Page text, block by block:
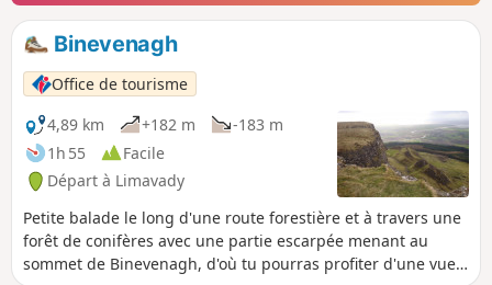
Binevenagh
Office de tourisme
4,89 km
+182 m
-183 m
1h 55
Facile
Départ à Limavady
Petite balade le long d'une route forestière et à travers une
forêt de conifères avec une partie escarpée menant au
sommet de Binevenagh, d'où tu pourras profiter d'une vue